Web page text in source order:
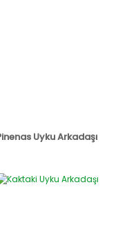
Uyku Arkadaşı